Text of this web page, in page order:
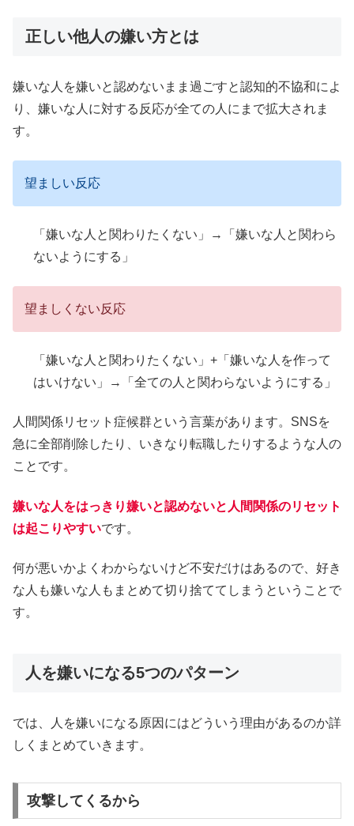
正しい他人の嫌い方とは
嫌いな人を嫌いと認めないまま過ごすと認知的不協和によ
り、嫌いな人に対する反応が全ての人にまで拡大されま
す。
望ましい反応
「嫌いな人と関わりたくない」→「嫌いな人と関わら
ないようにする」
望ましくない反応
「嫌いな人と関わりたくない」+「嫌いな人を作って
はいけない」→「全ての人と関わらないようにする」
人間関係リセット症候群という言葉があります。SNSを
急に全部削除したり、いきなり転職したりするような人の
ことです。
嫌いな人をはっきり嫌いと認めないと人間関係のリセット
は起こりやすいです。
何が悪いかよくわからないけど不安だけはあるので、好き
な人も嫌いな人もまとめて切り捨ててしまうということで
す。
人を嫌いになる5つのパターン
では、人を嫌いになる原因にはどういう理由があるのか詳
しくまとめていきます。
攻撃してくるから